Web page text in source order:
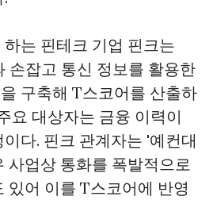
는 핀테크 기업 핀크는
손잡고 통신 정보를 활용한
구축해 T스코어를 산출하
요 대상자는 금융 이력이
다. 핀크 관계자는 '예컨대
사업상 통화를 폭발적으로
있어 이를 T스코어에 반영